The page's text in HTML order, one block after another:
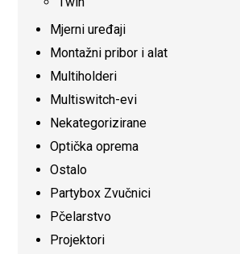
Mjerni uređaji
Montažni pribor i alat
Multiholderi
Multiswitch-evi
Nekategorizirane
Optička oprema
Ostalo
Partybox Zvučnici
Pčelarstvo
Projektori